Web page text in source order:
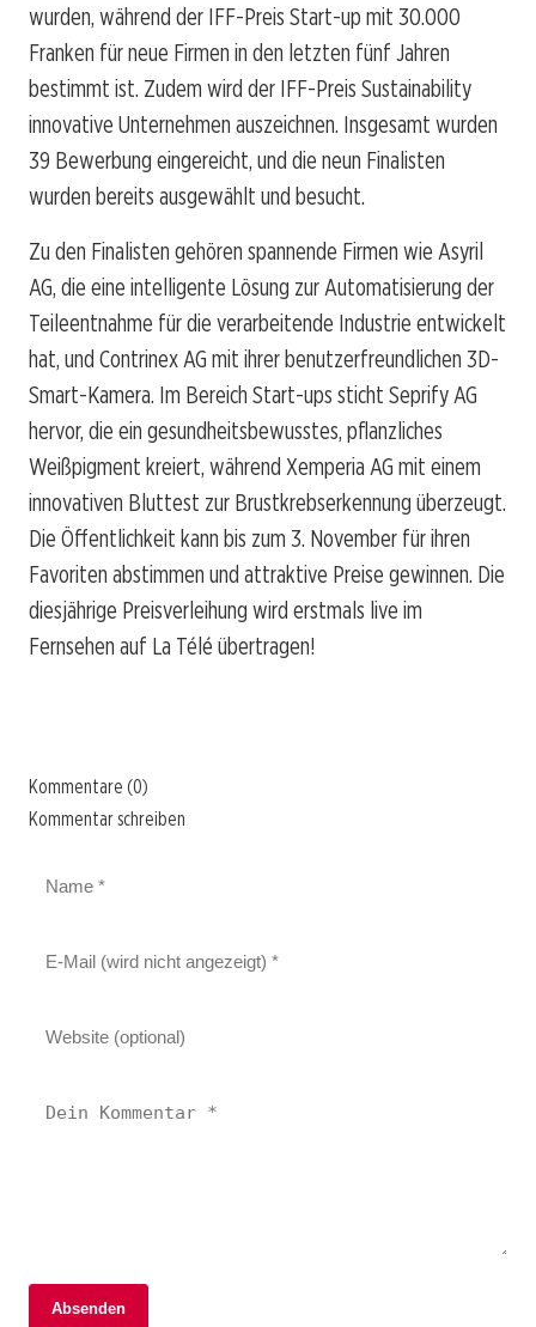
wurden, während der IFF-Preis Start-up mit 30.000
Franken für neue Firmen in den letzten fünf Jahren
bestimmt ist. Zudem wird der IFF-Preis Sustainability
innovative Unternehmen auszeichnen. Insgesamt wurden
39 Bewerbung eingereicht, und die neun Finalisten
wurden bereits ausgewählt und besucht.
Zu den Finalisten gehören spannende Firmen wie Asyril
AG, die eine intelligente Lösung zur Automatisierung der
Teileentnahme für die verarbeitende Industrie entwickelt
hat, und Contrinex AG mit ihrer benutzerfreundlichen 3D-
Smart-Kamera. Im Bereich Start-ups sticht Seprify AG
hervor, die ein gesundheitsbewusstes, pflanzliches
Weißpigment kreiert, während Xemperia AG mit einem
innovativen Bluttest zur Brustkrebserkennung überzeugt.
Die Öffentlichkeit kann bis zum 3. November für ihren
Favoriten abstimmen und attraktive Preise gewinnen. Die
diesjährige Preisverleihung wird erstmals live im
Fernsehen auf La Télé übertragen!
Kommentare (0)
Kommentar schreiben
Absenden